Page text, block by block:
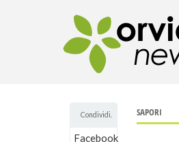
Condividi.
Facebook
SAPORI